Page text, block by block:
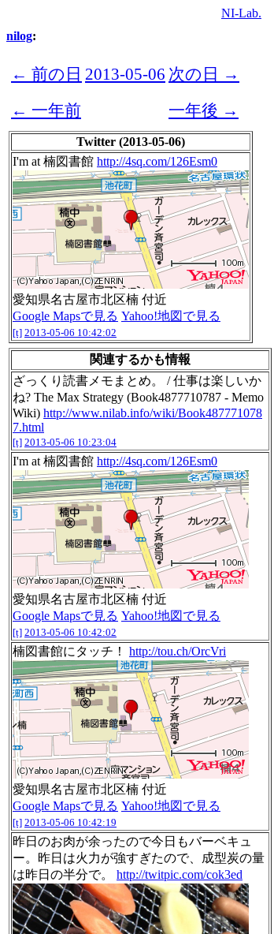
NI-Lab.
nilog:
← 前の日 2013-05-06 次の日 →
← 一年前
一年後 →
Twitter (2013-05-06)
I'm at 楠図書館 http://4sq.com/126Esm0
愛知県名古屋市北区楠 付近
Google Mapsで見る Yahoo!地図で見る
[t] 2013-05-06 10:42:02
関連するかも情報
ざっくり読書メモまとめ。 / 仕事は楽しいか
ね? The Max Strategy (Book4877710787 - Memo
Wiki) http://www.nilab.info/wiki/Book487771078
7.html
[t] 2013-05-06 10:23:04
I'm at 楠図書館 http://4sq.com/126Esm0
愛知県名古屋市北区楠 付近
Google Mapsで見る Yahoo!地図で見る
[t] 2013-05-06 10:42:02
楠図書館にタッチ！ http://tou.ch/OrcVri
愛知県名古屋市北区楠 付近
Google Mapsで見る Yahoo!地図で見る
[t] 2013-05-06 10:42:19
昨日のお肉が余ったので今日もバーベキュ
ー。昨日は火力が強すぎたので、成型炭の量
は昨日の半分で。 http://twitpic.com/cok3ed